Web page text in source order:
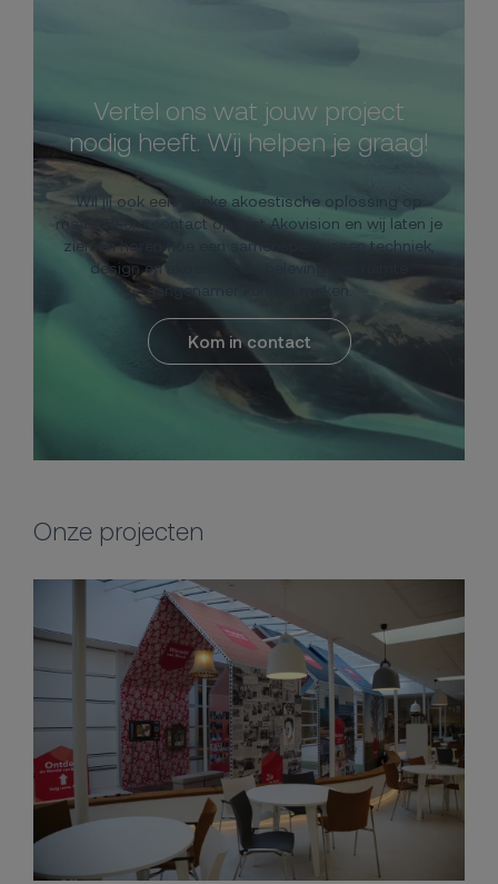
Vertel ons wat jouw project
nodig heeft. Wij helpen je graag!
Wil jij ook een unieke akoestische oplossing op
maat? Neem contact op met Akovision en wij laten je
zien én horen hoe een samenspel tussen techniek,
design en akoestiek de beleving een ruimte
aangenamer kunnen maken.
Kom in contact
Onze projecten